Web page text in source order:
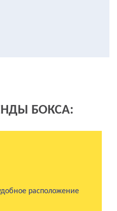
БОКСА:
расположение